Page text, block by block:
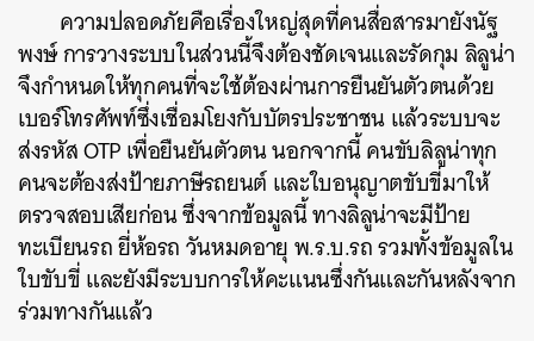
ความปลอดภัยคือเรื่องใหญ่สุดที่คนสื่อสารมายังนัฐ
พงษ์ การวางระบบในส่วนนี้จึงต้องชัดเจนและรัดกุม ลิลูน่า
จึงกำหนดให้ทุกคนที่จะใช้ต้องผ่านการยืนยันตัวตนด้วย
เบอร์โทรศัพท์ซึ่งเชื่อมโยงกับบัตรประชาชน แล้วระบบจะ
ส่งรหัส OTP เพื่อยืนยันตัวตน นอกจากนี้ คนขับลิลูน่าทุก
คนจะต้องส่งป้ายภาษีรถยนต์ และใบอนุญาตขับขี่มาให้
ตรวจสอบเสียก่อน ซึ่งจากข้อมูลนี้ ทางลิลูน่าจะมีป้าย
ทะเบียนรถ ยี่ห้อรถ วันหมดอายุ พ.ร.บ.รถ รวมทั้งข้อมูลใน
ใบขับขี่ และยังมีระบบการให้คะแนนซึ่งกันและกันหลังจาก
ร่วมทางกันแล้ว